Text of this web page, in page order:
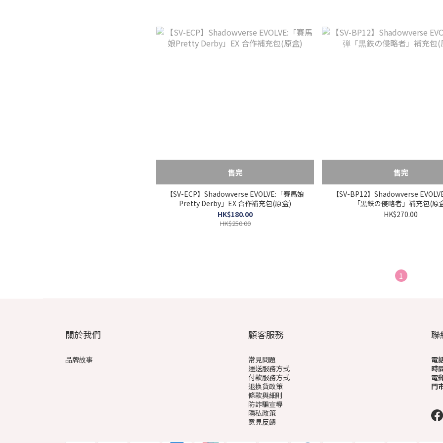
售完
【SV-ECP】Shadowverse EVOLVE:「賽馬娘
Pretty Derby」EX 合作補充包(原盒)
HK$180.00
HK$250.00
售完
【SV-BP12】Shadowverse
「黒鉄の侵略者」補充包(原
HK$270.00
1
關於我們
品牌故事
顧客服務
常見問題
運送服務方式
付款服務方式
退換貨政策
條款與細則
防詐騙宣導
隱私政策
意見反饋
聯
電
時
電
門
(